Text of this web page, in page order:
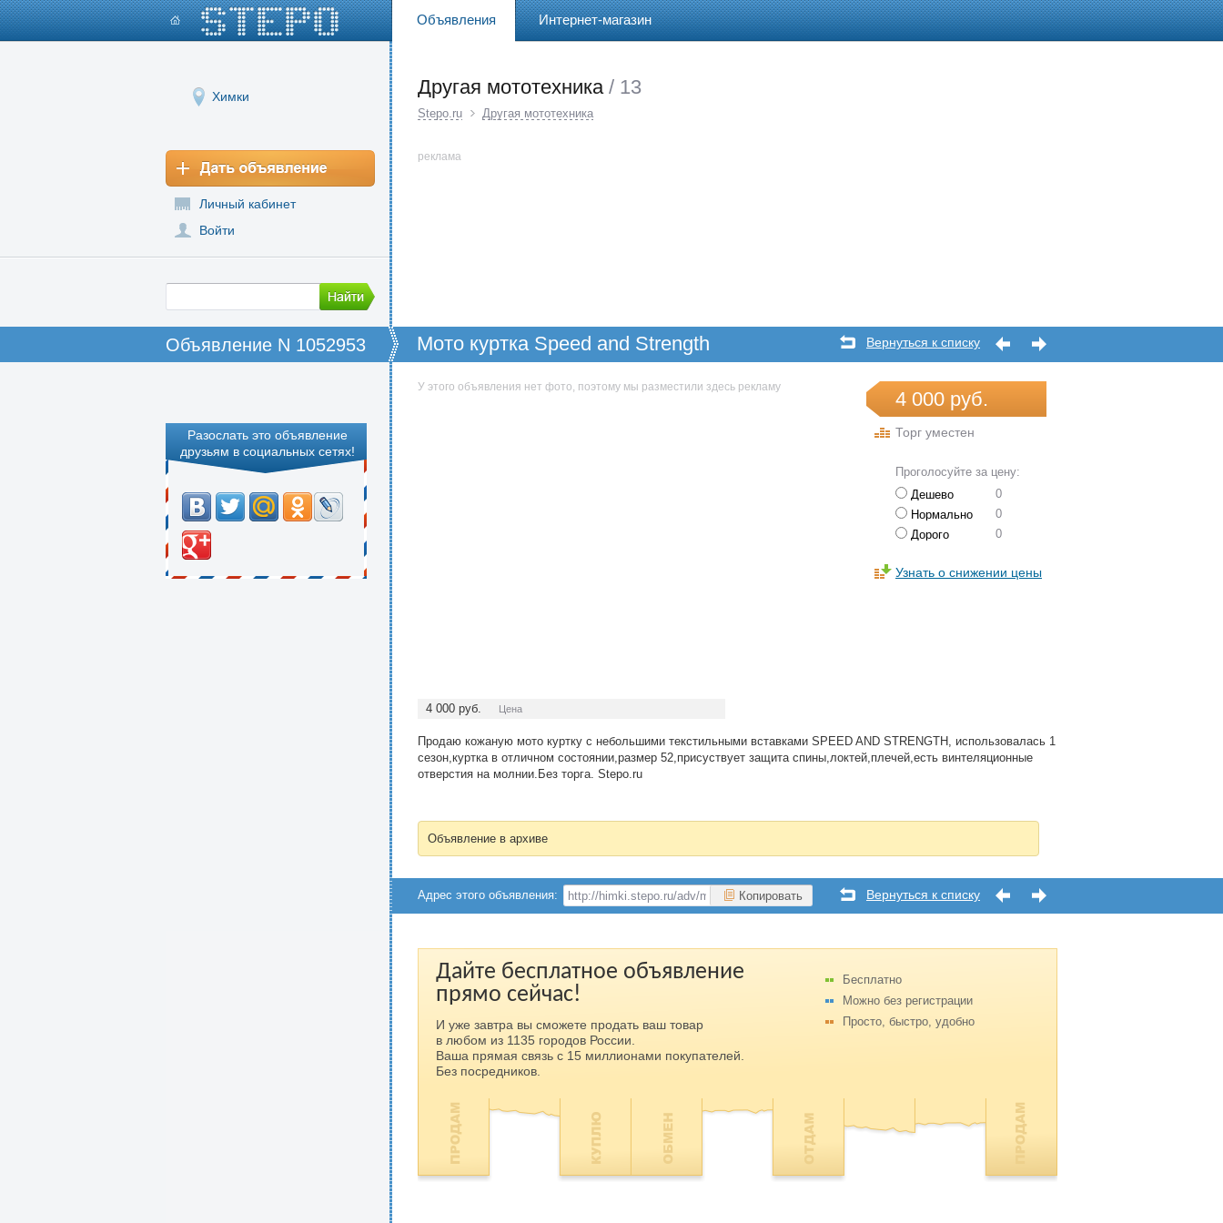
Объявления Интернет-магазин
Химки
Личный кабинет
Войти
Другая мототехника / 13
Stepo.ru Другая мототехника
реклама
Объявление N 1052953 Мото куртка Speed and Strength Вернуться к списку
Разослать это объявление
друзьям в социальных сетях!
4 000 руб.
Торг уместен
Проголосуйте за цену:
0
Дешево
0
Нормально
0
Дорого
Узнать о снижении цены
У этого объявления нет фото, поэтому мы разместили здесь рекламу
4 000 руб. Цена
Продаю кожаную мото куртку c небольшими текстильными вставками SPEED AND STRENGTH, использовалась 1
сезон,куртка в отличном состоянии,размер 52,присуствует защита спины,локтей,плечей,есть винтеляционные
отверстия на молнии.Без торга. Stepo.ru
Объявление в архиве
Адрес этого объявления: Копировать Вернуться к списку
Бесплатно
Можно без регистрации
Просто, быстро, удобно
Дайте бесплатное объявление
прямо сейчас!
И уже завтра вы сможете продать ваш товар
в любом из 1135 городов России.
Ваша прямая связь с 15 миллионами покупателей.
Без посредников.